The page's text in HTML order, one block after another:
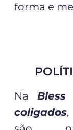
forma e
Na
coligados,